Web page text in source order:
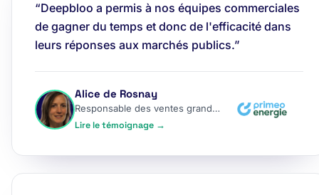
“Deepbloo a permis à nos équipes commerciales
de gagner du temps et donc de l'efficacité dans
leurs réponses aux marchés publics.”
Alice de Rosnay
Responsable des ventes grands comptes
Lire le témoignage →